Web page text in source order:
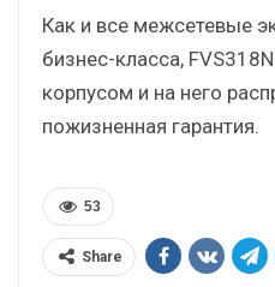
Как и все межсетевые
бизнес-класса,
корпусом и на него
пожизненная гарантия.
53
Share